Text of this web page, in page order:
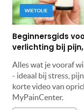
WIETOLIE
Beginnersgids
verlichting bij
Alles wat je vooraf
- ideaal bij stress,
korte video van
MyPainCenter.